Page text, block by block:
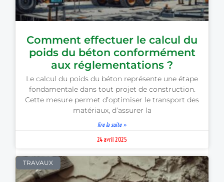
Comment effectuer le calcul du
poids du béton conformément
aux réglementations ?
Le calcul du poids du béton représente une étape
fondamentale dans tout projet de construction.
Cette mesure permet d’optimiser le transport des
matériaux, d’assurer la
lire la suite »
24 avril 2025
TRAVAUX